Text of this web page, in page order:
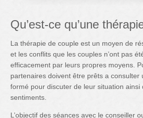
Qu’est-ce qu’une
La thérapie de couple est un moyen de
et les conflits que les couples n’ont pas
efficacement par leurs propres moyens.
partenaires doivent être prêts a consulter
formé pour discuter de leur situation ainsi
sentiments.
L’objectif des séances avec le conseiller